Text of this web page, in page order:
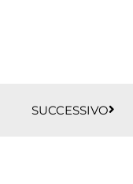
SUCCESSIVO